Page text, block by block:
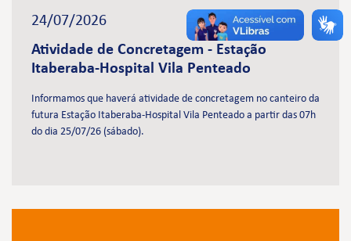
24/07/2026
Atividade de Concretagem - Estação
Itaberaba-Hospital Vila Penteado
Informamos que haverá atividade de concretagem no canteiro da
futura Estação Itaberaba-Hospital Vila Penteado a partir das 07h
do dia 25/07/26 (sábado).